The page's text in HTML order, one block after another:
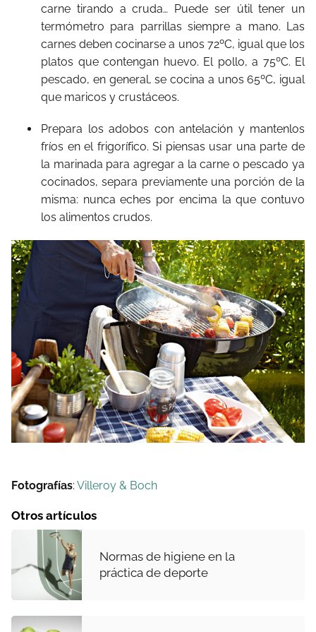
carne tirando a cruda… Puede ser útil tener un
termómetro para parrillas siempre a mano. Las
carnes deben cocinarse a unos 72ºC, igual que los
platos que contengan huevo. El pollo, a 75ºC. El
pescado, en general, se cocina a unos 65ºC, igual
que maricos y crustáceos.
Prepara los adobos con antelación y mantenlos
fríos en el frigorífico. Si piensas usar una parte de
la marinada para agregar a la carne o pescado ya
cocinados, separa previamente una porción de la
misma: nunca eches por encima la que contuvo
los alimentos crudos.
Fotografías: Villeroy & Boch
Otros artículos
Normas de higiene en la
práctica de deporte